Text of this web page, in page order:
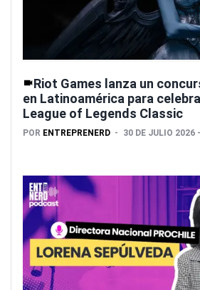
Riot Games lanza un
en Latinoamérica para
League of Legends Classic
POR ENTREPRENERD 30 DE JULIO 2026